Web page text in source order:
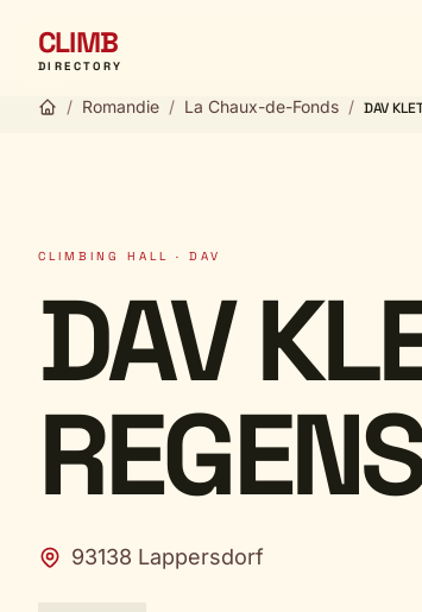
CLIMB
DIRECTORY
/ Romandie / La Chaux-de-Fonds / DAV
CLIMBING HALL · DAV
DAV
93138 Lappersdorf